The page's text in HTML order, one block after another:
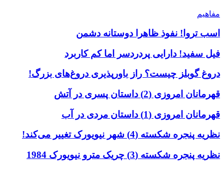
مفاهیم
اسب تروا! نفوذ ظاهرا دوستانه دشمن
فیل سفید! دارایی پردردسر اما کم کاربرد
دروغ گوبلز چیست؟ راز باورپذیری دروغ‌های بزرگ!
قهرمانان امروزی (2) داستان پسری در آتش
قهرمانان امروزی (1) داستان مردی در آب
نظریه پنجره شکسته (4) شهر نیویورک تغییر می‌کند!
نظریه پنجره شکسته (3) چریک مترو نیویورک 1984